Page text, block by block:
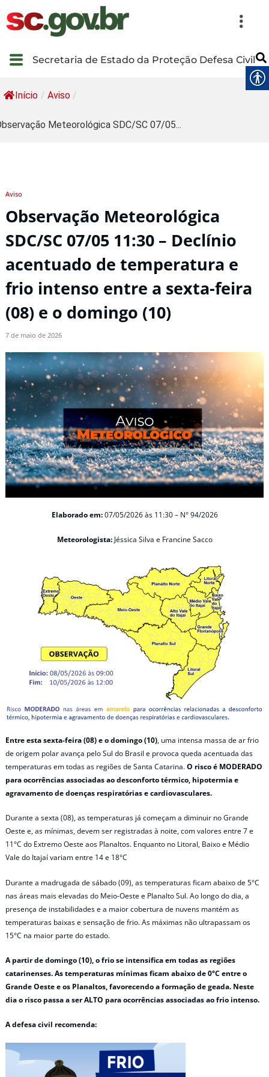
Secretaria de Estado da Proteção Defesa Civil
Início / Aviso /
Meteorológica SDC/SC 07/05...
Aviso
Observação Meteorológica
SDC/SC 07/05 11:30 – Declínio
acentuado de temperatura e
frio intenso entre a sexta-feira
(08) e o domingo (10)
7 de maio de 2026
Elaborado em:07/05/2026 às 11:30 – N° 94/2026
Meteorologista: Jéssica Silva e Francine Sacco
Entre esta sexta-feira (08) e o domingo (10), uma intensa massa de ar frio
de origem polar avança pelo Sul do Brasil e provoca queda acentuada das
temperaturas em todas as regiões de Santa Catarina.O risco é MODERADO
para ocorrências associadas ao desconforto térmico, hipotermia e
agravamento de doenças respiratórias e cardiovasculares.
Durante a sexta (08), as temperaturas já começam a diminuir no Grande
Oeste e, as mínimas, devem ser registradas à noite, com valores entre 7 e
11°C do Extremo Oeste aos Planaltos. Enquanto no Litoral, Baixo e Médio
Vale do Itajaí variam entre 14 e 18°C
Durante a madrugada de sábado (09), as temperaturas ficam abaixo de 5°C
nas áreas mais elevadas do Meio-Oeste e Planalto Sul. Ao longo do dia, a
presença de instabilidades e a maior cobertura de nuvens mantém as
temperaturas baixas e sensação de frio. As máximas não ultrapassam os
15°C na maior parte do estado.
A partir de domingo (10), o frio se intensifica em todas as regiões
catarinenses. As temperaturas mínimas ficam abaixo de 0°C entre o
Grande Oeste e os Planaltos, favorecendo a formação de geada. Neste
dia o risco passa a ser ALTO para ocorrências associadas ao frio intenso.
A defesa civil recomenda: